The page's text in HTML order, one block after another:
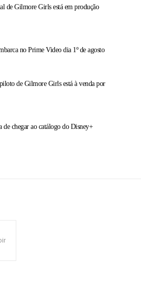
de Gilmore Girls está em produção
no Prime Video dia 1º de agosto
de Gilmore Girls está à venda por
de chegar ao catálogo do Disney+